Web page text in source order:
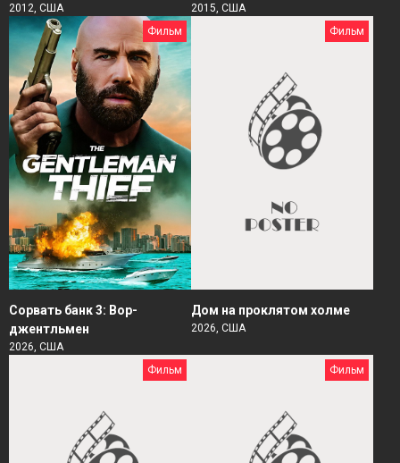
2012, США
2015, США
Фильм
Сорвать банк 3: Вор-
джентльмен
2026, США
Фильм
Дом на проклятом холме
2026, США
Фильм Фильм